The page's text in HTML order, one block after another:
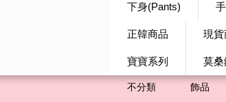
下身(Pants)
正韓商品 現貨
寶寶系列 莫桑
不分類 飾品